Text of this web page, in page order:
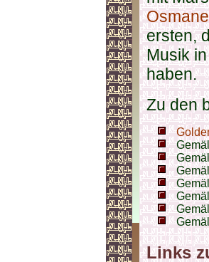
ersten,
Musik
haben.
Zu den
Links